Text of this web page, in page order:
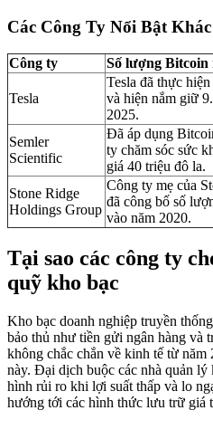
Các Công Ty Nổi Bật Khác
Công ty Số lượng Bitcoin
Tesla
Tesla đã thực
và hiện nắm giữ
2025.
Semler
Scientific
Đã áp dụng
ty chăm sóc sức
giá 40 triệu đô la.
Stone Ridge
Holdings Group
Công ty mẹ của
đã công bố số
vào năm 2020.
Tại sao các công ty
quỹ kho bạc
Kho bạc doanh nghiệp truyền
bảo thủ như tiền gửi ngân hàng và
không chắc chắn về kinh tế từ năm
này. Đại dịch buộc các nhà quản
hình rủi ro khi lợi suất thấp và lo
hướng tới các hình thức lưu trữ giá